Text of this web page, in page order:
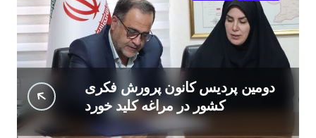
دومین پردیس کانون پرورش فکری
کشور در مراغه کلید خورد